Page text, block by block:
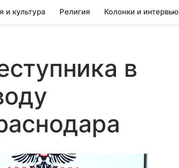
и культура Религия Колонки и интервью
в